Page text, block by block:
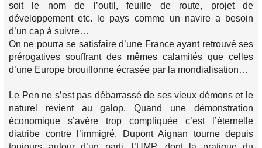
soit le nom de l’outil, feuille de route, projet de
développement etc. le pays comme un navire a besoin
d’un cap à suivre…
On ne pourra se satisfaire d’une France ayant retrouvé ses
prérogatives souffrant des mêmes calamités que celles
d’une Europe brouillonne écrasée par la mondialisation…
Le Pen ne s’est pas débarrassé de ses vieux démons et le
naturel revient au galop. Quand une démonstration
économique s’avère trop compliquée c’est l’éternelle
diatribe contre l’immigré. Dupont Aignan tourne depuis